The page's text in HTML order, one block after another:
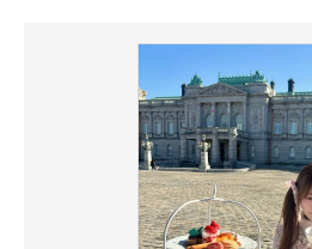
モノづくり技術者専門サイト
エレクトロニクス専門サイト
電子設計の基本と応用